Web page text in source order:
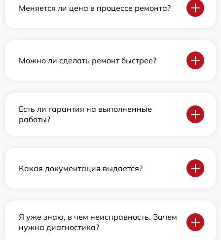
Меняется ли цена в процессе ремонта?
Можно ли сделать ремонт быстрее?
Есть ли гарантия на выполненные
работы?
Какая документация выдается?
Я уже знаю, в чем неисправность. Зачем
нужна диагностика?